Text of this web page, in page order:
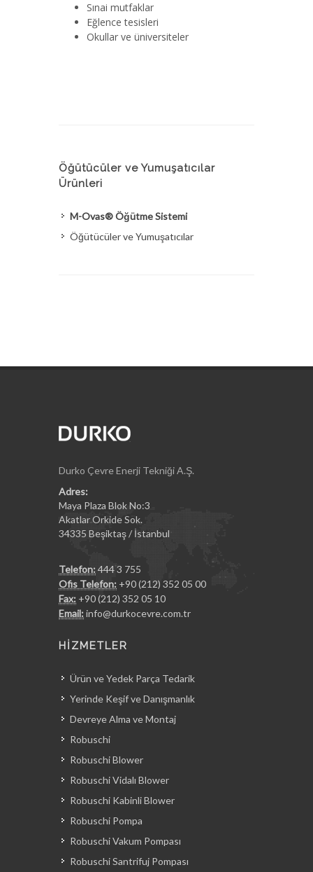
Sınai mutfaklar
Eğlence tesisleri
Okullar ve üniversiteler
Öğütücüler ve Yumuşatıcılar
Ürünleri
M-Ovas® Öğütme Sistemi
Öğütücüler ve Yumuşatıcılar
Durko Çevre Enerji Tekniği A.Ş.
Adres:
Maya Plaza Blok No:3
Akatlar Orkide Sok.
34335 Beşiktaş / İstanbul
Telefon: 444 3 755
Ofis Telefon: +90 (212) 352 05 00
Fax: +90 (212) 352 05 10
Email: info@durkocevre.com.tr
HİZMETLER
Ürün ve Yedek Parça Tedarik
Yerinde Keşif ve Danışmanlık
Devreye Alma ve Montaj
Robuschi
Robuschi Blower
Robuschi Vidalı Blower
Robuschi Kabinli Blower
Robuschi Pompa
Robuschi Vakum Pompası
Robuschi Santrifuj Pompası